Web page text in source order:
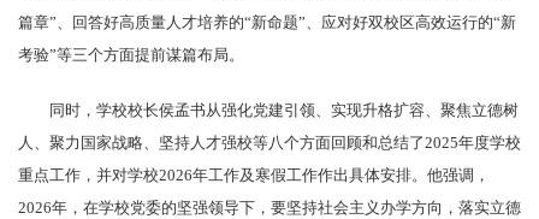
篇章”、回答好高质量人才培养的“新命题”、应对好双校区高效运行的“新
考验”等三个方面提前谋篇布局。
同时，学校校长侯孟书从强化党建引领、实现升格扩容、聚焦立德树
人、聚力国家战略、坚持人才强校等八个方面回顾和总结了2025年度学校
重点工作，并对学校2026年工作及寒假工作作出具体安排。他强调，
2026年，在学校党委的坚强领导下，要坚持社会主义办学方向，落实立德